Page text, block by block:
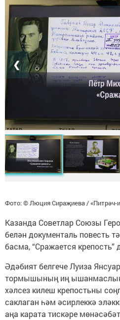
❮
Фото: © Люция Сираҗиева / «Питрәч-
Казанда Советлар Союзы
белән документаль повесть
басма, “Сражается крепость”
Әдәбият белгече Луиза
тормышының иң ышанмаслык
хәлсез килеш крепостьны
саклаган һәм әсирлеккә
аңа карата тискәре